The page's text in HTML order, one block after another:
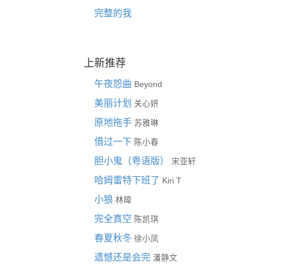
完整的我
上新推荐
午夜怨曲 Beyond
美丽计划 关心妍
原地拖手 苏雅琳
借过一下 陈小春
胆小鬼（粤语版） 宋亚轩
哈姆雷特下班了 Kiri T
小狼 林暐
完全真空 陈凯琪
春夏秋冬 徐小凤
遗憾还是会完 潘静文